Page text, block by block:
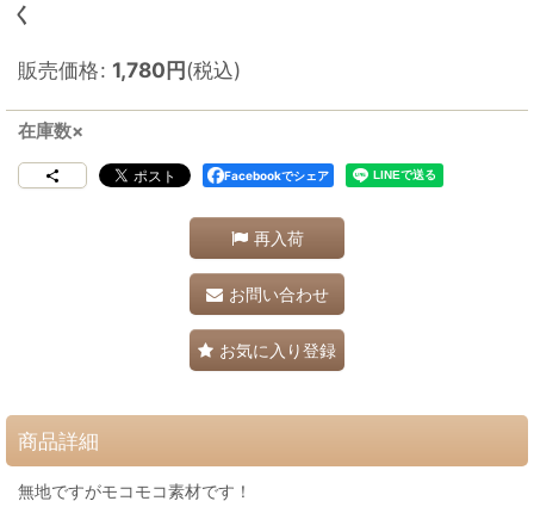
く
販売価格: 1,780円(税込)
在庫数×
Facebookでシェア
再入荷
お問い合わせ
お気に入り登録
商品詳細
無地ですがモコモコ素材です！